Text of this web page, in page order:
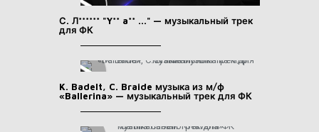
С. Л****** "Y** a** ..." — музыкальный трек
для ФК
K. Badelt, C. Braide музыка из м/ф
«Ballerina» — музыкальный трек для ФК